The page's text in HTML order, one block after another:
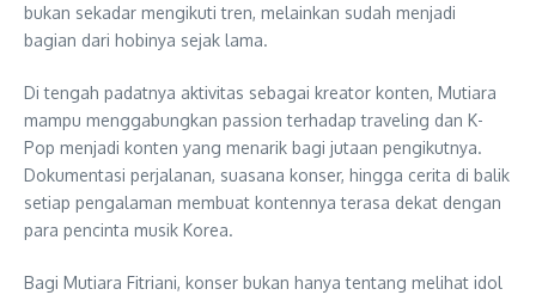
bukan sekadar mengikuti tren, melainkan sudah menjadi
bagian dari hobinya sejak lama.
Di tengah padatnya aktivitas sebagai kreator konten, Mutiara
mampu menggabungkan passion terhadap traveling dan K-
Pop menjadi konten yang menarik bagi jutaan pengikutnya.
Dokumentasi perjalanan, suasana konser, hingga cerita di balik
setiap pengalaman membuat kontennya terasa dekat dengan
para pencinta musik Korea.
Bagi Mutiara Fitriani, konser bukan hanya tentang melihat idol